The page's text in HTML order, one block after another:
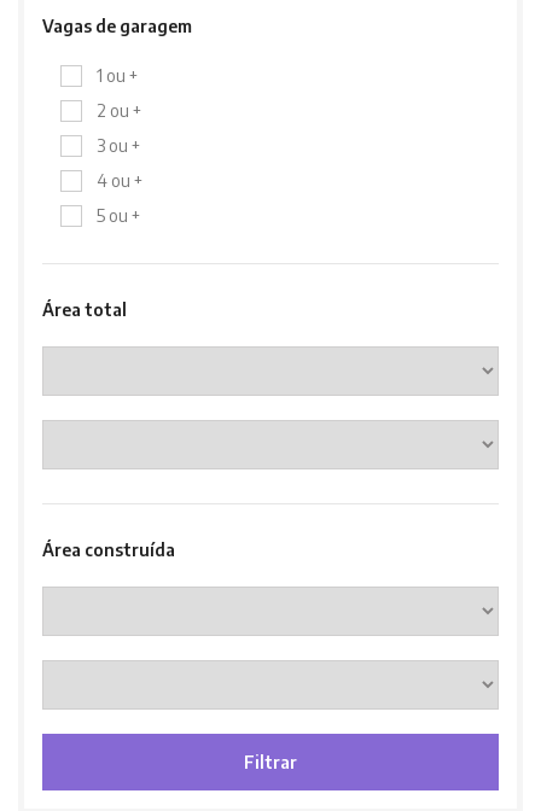
Vagas de garagem
1 ou +
2 ou +
3 ou +
4 ou +
5 ou +
Área total
Área construída
Filtrar